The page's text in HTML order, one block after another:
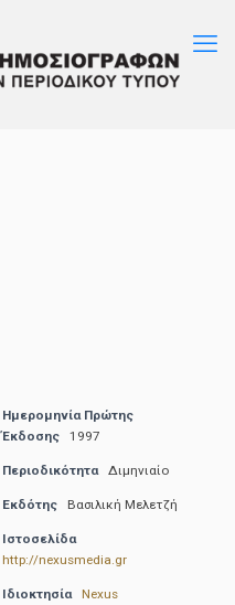
Ημερομηνία Πρώτης
Έκδοσης
1997
Περιοδικότητα Διμηνιαίο
Εκδότης Βασιλική Μελετζή
Ιστοσελίδα
http://nexusmedia.gr
Ιδιοκτησία
Nexus